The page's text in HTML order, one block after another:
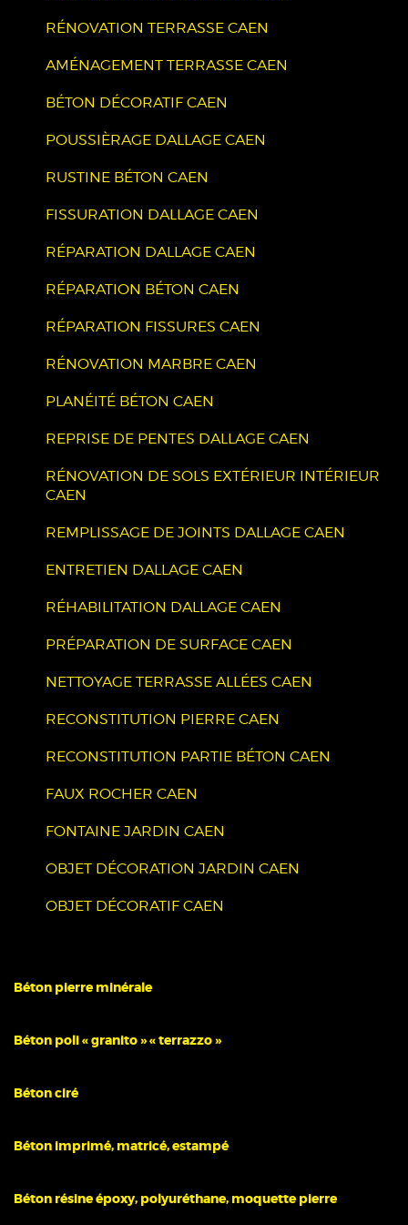
RÉNOVATION TERRASSE CAEN
AMÉNAGEMENT TERRASSE CAEN
BÉTON DÉCORATIF CAEN
POUSSIÈRAGE DALLAGE CAEN
RUSTINE BÉTON CAEN
FISSURATION DALLAGE CAEN
RÉPARATION DALLAGE CAEN
RÉPARATION BÉTON CAEN
RÉPARATION FISSURES CAEN
RÉNOVATION MARBRE CAEN
PLANÉITÉ BÉTON CAEN
REPRISE DE PENTES DALLAGE CAEN
RÉNOVATION DE SOLS EXTÉRIEUR INTÉRIEUR
CAEN
REMPLISSAGE DE JOINTS DALLAGE CAEN
ENTRETIEN DALLAGE CAEN
RÉHABILITATION DALLAGE CAEN
PRÉPARATION DE SURFACE CAEN
NETTOYAGE TERRASSE ALLÉES CAEN
RECONSTITUTION PIERRE CAEN
RECONSTITUTION PARTIE BÉTON CAEN
FAUX ROCHER CAEN
FONTAINE JARDIN CAEN
OBJET DÉCORATION JARDIN CAEN
OBJET DÉCORATIF CAEN
Béton pierre minérale
Béton poli « granito » « terrazzo »
Béton ciré
Béton imprimé, matricé, estampé
Béton résine époxy, polyuréthane, moquette pierre